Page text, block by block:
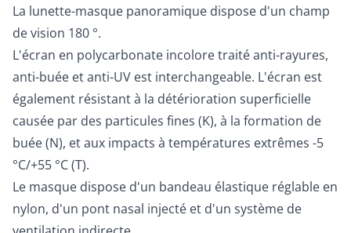
La lunette-masque panoramique dispose d'un champ
de vision 180 °.
L'écran en polycarbonate incolore traité anti-rayures,
anti-buée et anti-UV est interchangeable. L'écran est
également résistant à la détérioration superficielle
causée par des particules fines (K), à la formation de
buée (N), et aux impacts à températures extrêmes -5
°C/+55 °C (T).
Le masque dispose d'un bandeau élastique réglable en
nylon, d'un pont nasal injecté et d'un système de